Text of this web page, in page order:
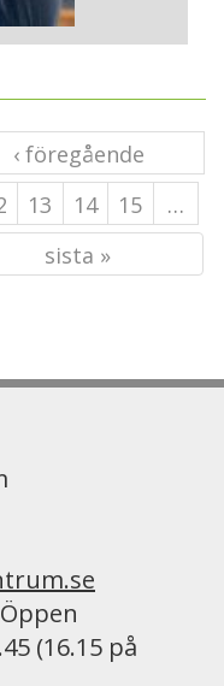
‹ föregående
13 14 15
…
sista »
(16.15 på